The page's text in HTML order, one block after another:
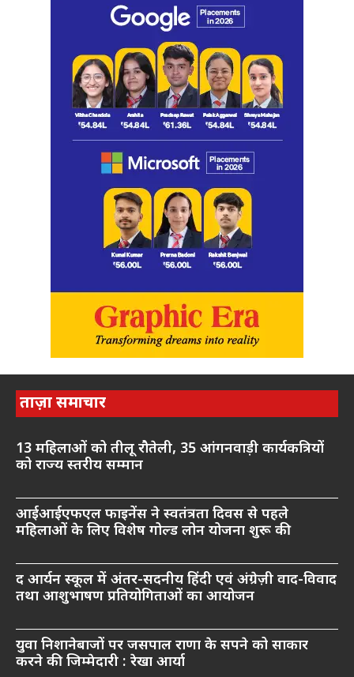
ताज़ा समाचार
13 महिलाओं को तीलू रौतेली, 35 आंगनवाड़ी कार्यकत्रियों
को राज्य स्तरीय सम्मान
आईआईएफएल फाइनेंस ने स्वतंत्रता दिवस से पहले
महिलाओं के लिए विशेष गोल्ड लोन योजना शुरू की
द आर्यन स्कूल में अंतर-सदनीय हिंदी एवं अंग्रेज़ी वाद-विवाद
तथा आशुभाषण प्रतियोगिताओं का आयोजन
युवा निशानेबाजों पर जसपाल राणा के सपने को साकार
करने की जिम्मेदारी : रेखा आर्या